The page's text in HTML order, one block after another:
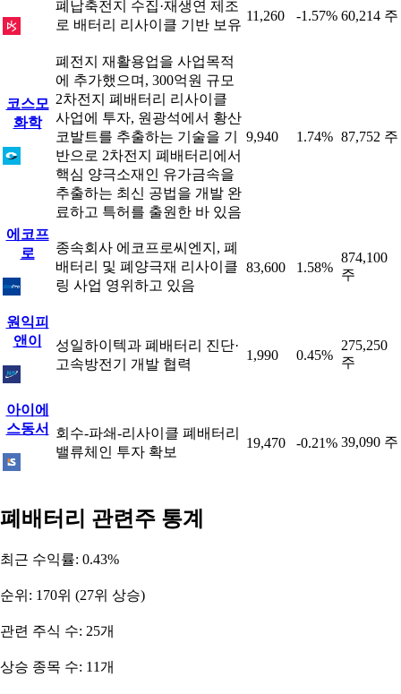
폐납축전지 수집·재생연 제조
로 배터리 리사이클 기반 보유
11,260 -1.57% 60,214 주
코스모
화학
폐전지 재활용업을 사업목적
에 추가했으며, 300억원 규모
2차전지 폐배터리 리사이클
사업에 투자, 원광석에서 황산
코발트를 추출하는 기술을 기
반으로 2차전지 폐배터리에서
핵심 양극소재인 유가금속을
추출하는 최신 공법을 개발 완
료하고 특허를 출원한 바 있음
9,940 1.74% 87,752 주
에코프
로
종속회사 에코프로씨엔지, 폐
배터리 및 폐양극재 리사이클
링 사업 영위하고 있음
83,600 1.58%
874,100
주
원익피
앤이
성일하이텍과 폐배터리 진단·
고속방전기 개발 협력
1,990 0.45%
275,250
주
아이에
스동서
회수-파쇄-리사이클 폐배터리
밸류체인 투자 확보
19,470 -0.21% 39,090 주
폐배터리 관련주 통계
최근 수익률: 0.43%
순위: 170위 (27위 상승)
관련 주식 수: 25개
상승 종목 수: 11개